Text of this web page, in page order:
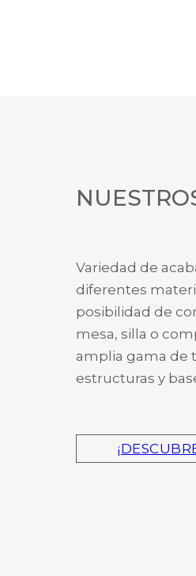
Variedad de
diferentes
posibilidad de
mesa, silla o
amplia gama de
estructuras y